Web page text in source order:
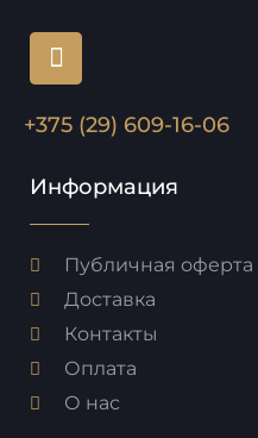
+375 (29) 609-16-06
Информация
Публичная оферта
Доставка
Контакты
Оплата
О нас